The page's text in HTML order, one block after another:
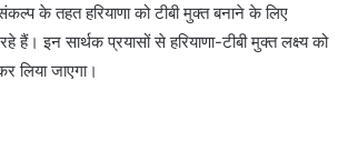
के तहत हरियाणा को टीबी मुक्त बनाने के लिए
हैं। इन सार्थक प्रयासों से हरियाणा-टीबी मुक्त लक्ष्य को
लिया जाएगा।